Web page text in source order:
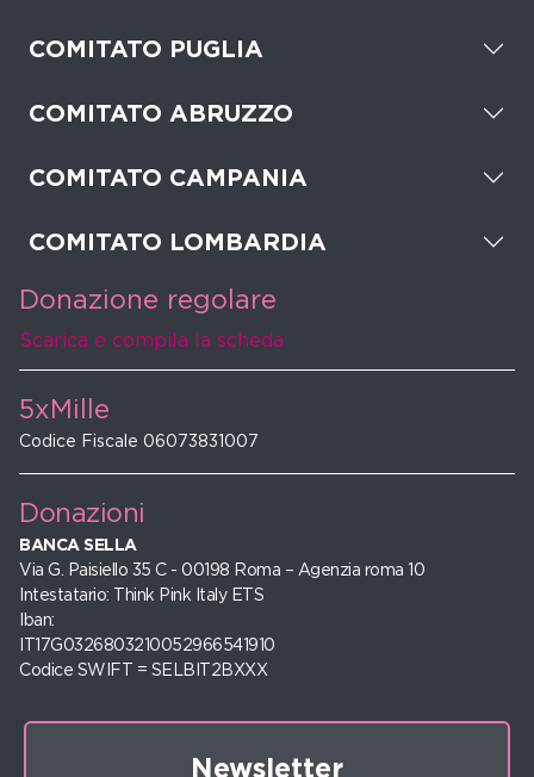
COMITATO PUGLIA
COMITATO ABRUZZO
COMITATO CAMPANIA
COMITATO LOMBARDIA
Donazione regolare
Scarica e compila la scheda
5xMille
Codice Fiscale 06073831007
Donazioni
BANCA SELLA
Via G. Paisiello 35 C - 00198 Roma – Agenzia roma 10
Intestatario: Think Pink Italy ETS
Iban:
IT17G0326803210052966541910
Codice SWIFT = SELBIT2BXXX
Newsletter